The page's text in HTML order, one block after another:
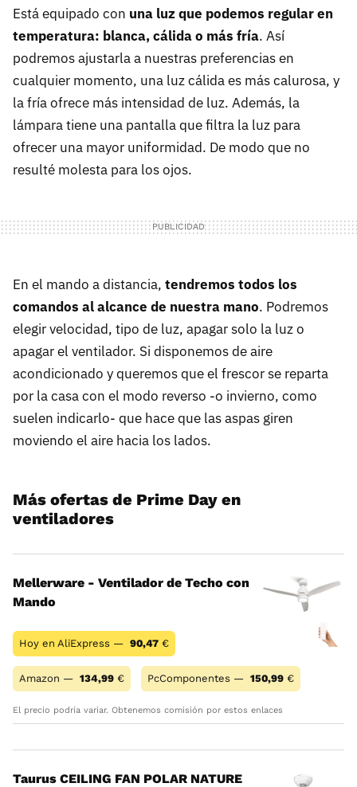
Está equipado con una luz que podemos regular en
temperatura: blanca, cálida o más fría. Así
podremos ajustarla a nuestras preferencias en
cualquier momento, una luz cálida es más calurosa, y
la fría ofrece más intensidad de luz. Además, la
lámpara tiene una pantalla que filtra la luz para
ofrecer una mayor uniformidad. De modo que no
resulté molesta para los ojos.
En el mando a distancia, tendremos todos los
comandos al alcance de nuestra mano. Podremos
elegir velocidad, tipo de luz, apagar solo la luz o
apagar el ventilador. Si disponemos de aire
acondicionado y queremos que el frescor se reparta
por la casa con el modo reverso -o invierno, como
suelen indicarlo- que hace que las aspas giren
moviendo el aire hacia los lados.
Más ofertas de Prime Day en
ventiladores
Mellerware - Ventilador de Techo con
Mando
Hoy en AliExpress — 90,47 €
Amazon — 134,99 € PcComponentes — 150,99 €
El precio podría variar. Obtenemos comisión por estos enlaces
Taurus CEILING FAN POLAR NATURE